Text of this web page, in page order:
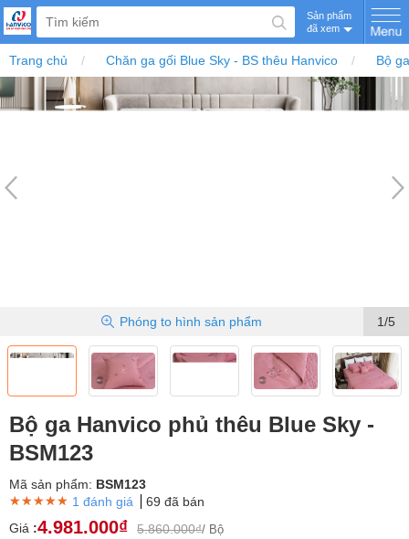
Sản phẩm
đã xem
Trang chủ Chăn ga gối Blue Sky - BS thêu Hanvico Bộ
1/5
Phóng to hình sản phẩm
Bộ ga Hanvico phủ thêu Blue Sky -
BSM123
Mã sản phẩm: BSM123
★★★★★
★★★★★
★★★★★ 1 đánh giá
69 đã bán
Giá :4.981.000₫ 5.860.000₫/ Bộ